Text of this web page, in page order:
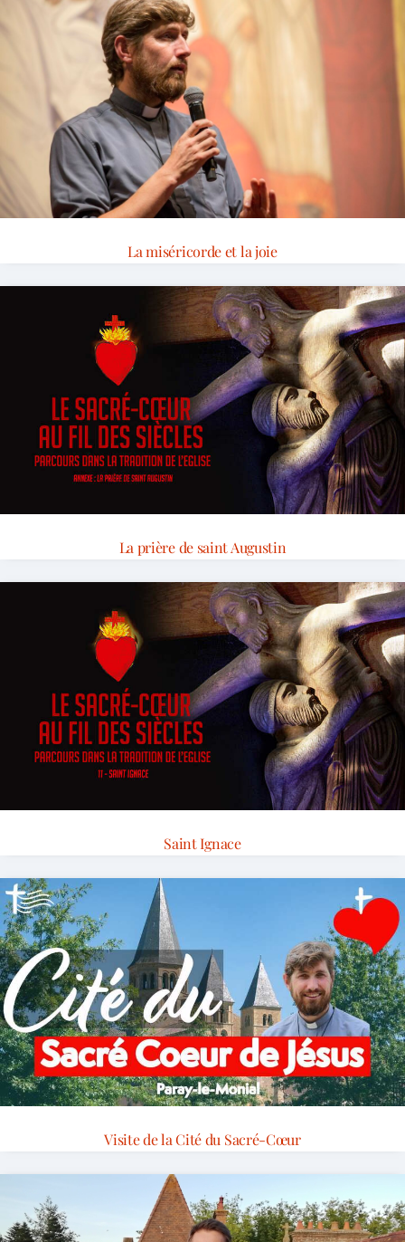
La miséricorde et la joie
La prière de saint Augustin
Saint Ignace
Visite de la Cité du Sacré-Cœur